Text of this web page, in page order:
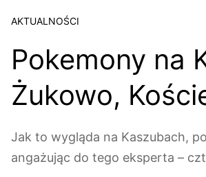
AKTUALNOŚCI
Pokemony na
Żukowo,
Jak to wygląda na Kaszubach,
angażując do tego eksperta –